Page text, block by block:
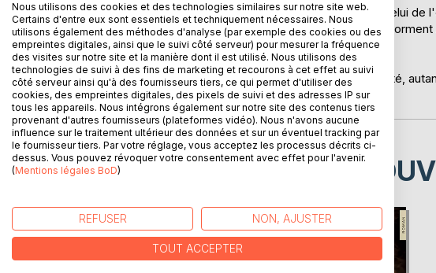
La violence de l'évènement fait ressurgir les souvenirs, celui de
enfances pour le couple passionnel et contestataire que
colères, chacun d'entre aux porte ses blessures intimes.
L'épreuve de la prison, de l'exil, ou le poids de la culpabilité,
réconcilier avec leur passé.
D’AUTRES TITRES À
Nous utilisons des cookies et des technologies similaires sur notre site web.
Certains d'entre eux sont essentiels et techniquement nécessaires. Nous
utilisons également des méthodes d'analyse (par exemple des cookies ou des
empreintes digitales, ainsi que le suivi côté serveur) pour mesurer la fréquence
des visites sur notre site et la manière dont il est utilisé. Nous utilisons des
technologies de suivi à des fins de marketing et recourons à cet effet au suivi
côté serveur ainsi qu'à des fournisseurs tiers, ce qui permet d'utiliser des
cookies, des empreintes digitales, des pixels de suivi et des adresses IP sur
tous les appareils. Nous intégrons également sur notre site des contenus tiers
provenant d'autres fournisseurs (plateformes vidéo). Nous n'avons aucune
influence sur le traitement ultérieur des données et sur un éventuel tracking par
le fournisseur tiers. Par votre réglage, vous acceptez les processus décrits ci-
dessus. Vous pouvez révoquer votre consentement avec effet pour l'avenir.
(Mentions légales BoD)
REFUSER NON, AJUSTER
TOUT ACCEPTER